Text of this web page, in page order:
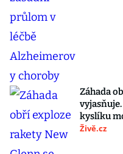
Záhada
kyslíku
Živě.cz